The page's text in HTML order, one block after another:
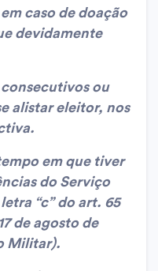
caso de doação
devidamente
consecutivos ou
alistar eleitor, nos
em que tiver
do Serviço
“c” do art. 65
de agosto de
Militar).